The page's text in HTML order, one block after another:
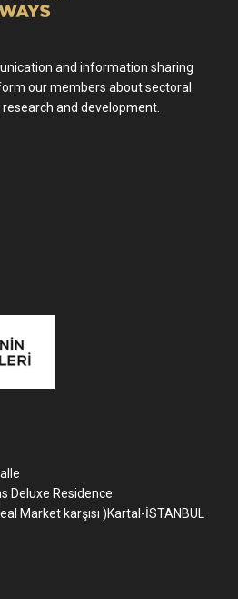
and information sharing
our members about sectoral
and development.
Deluxe Residence
Market karşısı )Kartal-İSTANBUL